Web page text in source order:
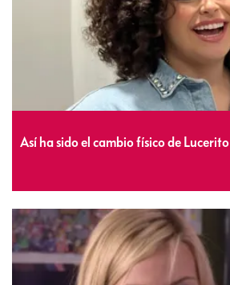
Así ha sido el cambio físico de